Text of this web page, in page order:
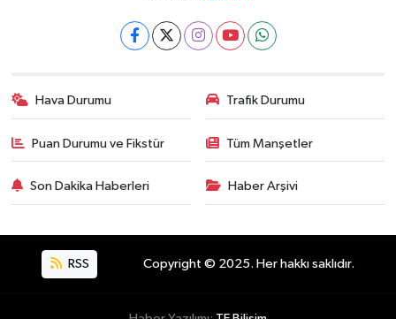
Hava Durumu Trafik Durumu
Puan Durumu ve Fikstür Tüm Manşetler
Son Dakika Haberleri Haber Arşivi
RSS Copyright © 2025. Her hakkı saklıdır.